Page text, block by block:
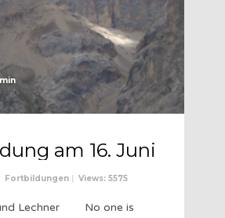
am 16. Juni
Fortbildungen Views: 5575
Lechner No one is